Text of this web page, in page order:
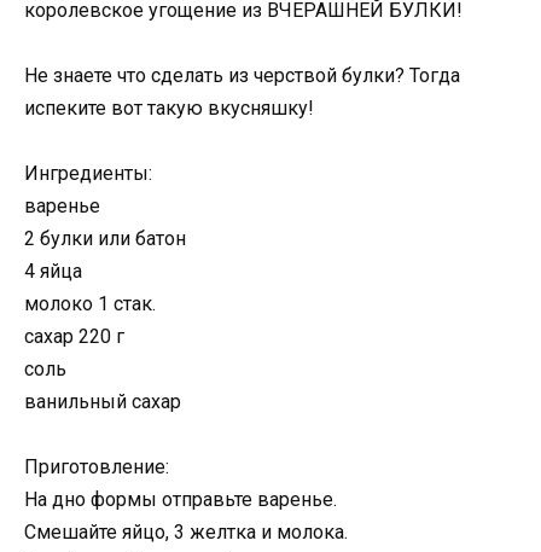
Не знаете что сделать из черствой булки? Тогда
испеките вот такую вкусняшку!
Ингредиенты:
варенье
2 булки или батон
4 яйца
молоко 1 стак.
сахар 220 г
соль
ванильный сахар
Приготовление:
На дно формы отправьте варенье.
Смешайте яйцо, 3 желтка и молока.